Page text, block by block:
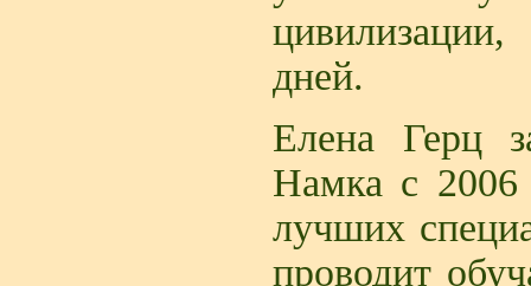
дней.
Елена Герц
Намка с 2006
лучших
проводит